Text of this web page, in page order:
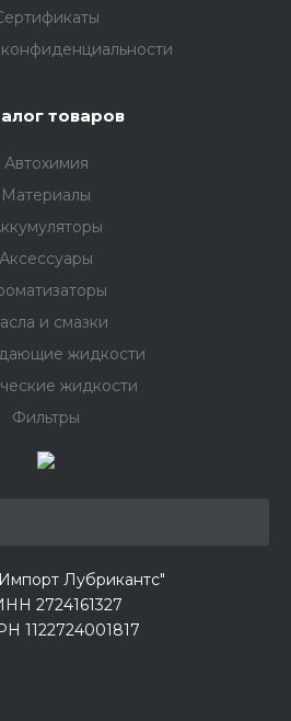
товаров
Автохимия
Материалы
Аксессуары
и смазки
жидкости
жидкости
Фильтры
Лубрикантс"
2724161327
1122724001817